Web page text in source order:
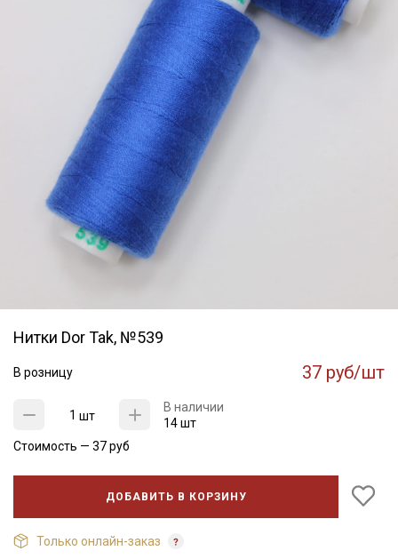
Нитки Dor Tak, №539
В розницу 37 руб/шт
шт
В наличии
14 шт
Стоимость — 37руб
ДОБАВИТЬ В КОРЗИНУ
Только онлайн-заказ